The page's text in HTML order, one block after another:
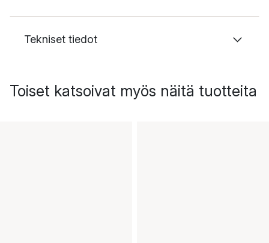
Tekniset tiedot
Toiset katsoivat myös näitä tuotteita